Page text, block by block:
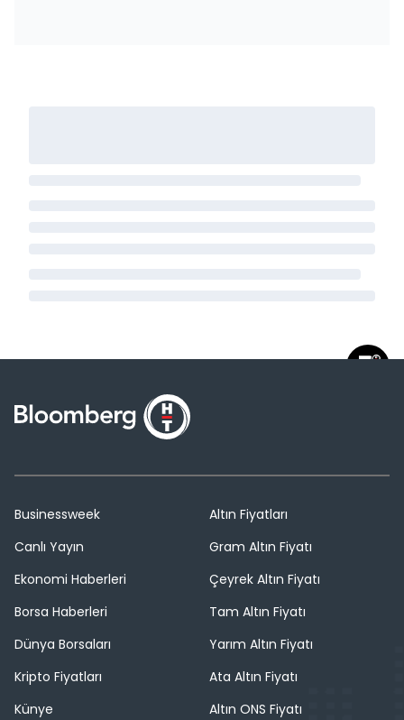
Businessweek
Canlı Yayın
Ekonomi Haberleri
Borsa Haberleri
Dünya Borsaları
Kripto Fiyatları
Künye
Altın Fiyatları
Gram Altın Fiyatı
Çeyrek Altın Fiyatı
Tam Altın Fiyatı
Yarım Altın Fiyatı
Ata Altın Fiyatı
Altın ONS Fiyatı